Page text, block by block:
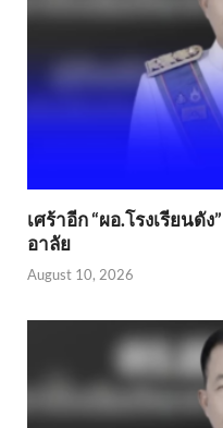
เศร้าอีก “ผอ.โรงเรียนดั
อาลัย
August 10, 2026